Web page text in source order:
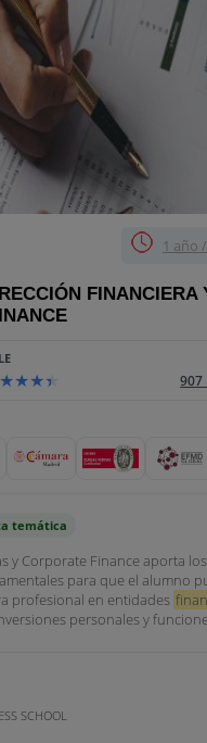
1 año
FINANCIERA
907
temática
y Corporate Finance aporta los
para que el alumno
profesional en entidades
personales y
SCHOOL